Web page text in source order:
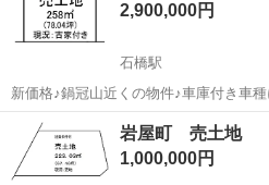
2,900,000円
石橋駅
新価格♪鍋冠山近くの物件♪車庫付き車
前面道路約6Mで駐車もしやすいです(^^)/
長崎 長崎市 石橋駅 土地販
岩屋町 売土地
1,000,000円